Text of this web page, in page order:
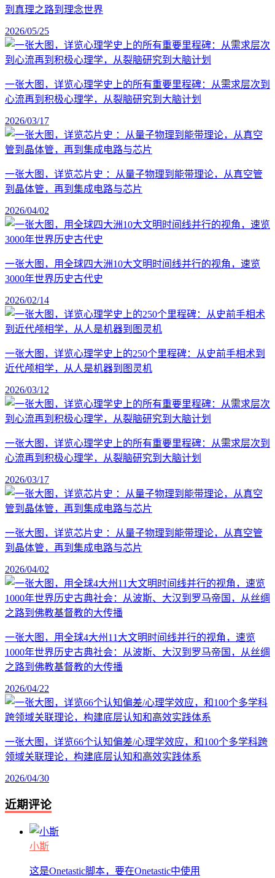
到真理之路到理念世界
2026/05/25
一张大图，详览心理学史上的所有重要里程碑：从需求层次到
心流再到积极心理学，从裂脑研究到大脑计划
2026/03/17
一张大图，详览芯片史 ：从量子物理到能带理论，从真空管
到晶体管，再到集成电路与芯片
2026/04/02
一张大图，用全球四大洲10大文明时间线并行的视角，速览
3000年世界历史古代史
2026/02/14
一张大图，详览心理学史上的250个里程碑：从史前手相术到
近代颅相学，从人是机器到图灵机
2026/03/12
一张大图，详览心理学史上的所有重要里程碑：从需求层次到
心流再到积极心理学，从裂脑研究到大脑计划
2026/03/17
一张大图，详览芯片史 ：从量子物理到能带理论，从真空管
到晶体管，再到集成电路与芯片
2026/04/02
一张大图，用全球4大州11大文明时间线并行的视角，速览
1000年世界历史古典社会：从波斯、大汉到罗马帝国，从丝绸
之路到佛教基督教的大传播
2026/04/22
一张大图，详览66个认知偏差/心理学效应，和100个多学科跨
领域关联理论，构建底层认知和高效实践体系
2026/04/30
近期评论
小斯
这是Onetastic脚本，要在Onetastic中使用